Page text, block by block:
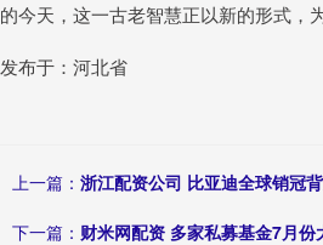
的今天，这一古老智慧正以新的形式，
发布于：河北省
上一篇： 浙江配资公司 比亚迪全球销冠
下一篇： 财米网配资 多家私募基金7月份